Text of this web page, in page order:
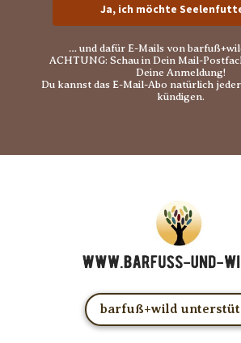
Ja, ich möchte
… und dafür E-Mails von
ACHTUNG: Schau in Dein Mail-
Deine Anmeldung!
Du kannst das E-Mail-Abo natürlich
kündigen.
barfuß+wild